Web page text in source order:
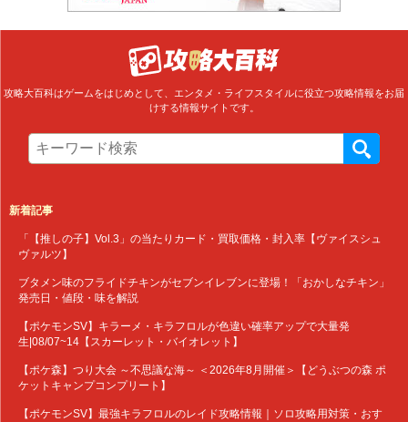
攻略大百科はゲームをはじめとして、エンタメ・ライフスタイルに役立つ攻略情報をお届
けする情報サイトです。
新着記事
「【推しの子】Vol.3」の当たりカード・買取価格・封入率【ヴァイスシュ
ヴァルツ】
ブタメン味のフライドチキンがセブンイレブンに登場！「おかしなチキン」
発売日・値段・味を解説
【ポケモンSV】キラーメ・キラフロルが色違い確率アップで大量発
生|08/07~14【スカーレット・バイオレット】
【ポケ森】つり大会 ～不思議な海～ ＜2026年8月開催＞【どうぶつの森 ポ
ケットキャンプコンプリート】
【ポケモンSV】最強キラフロルのレイド攻略情報｜ソロ攻略用対策・おす